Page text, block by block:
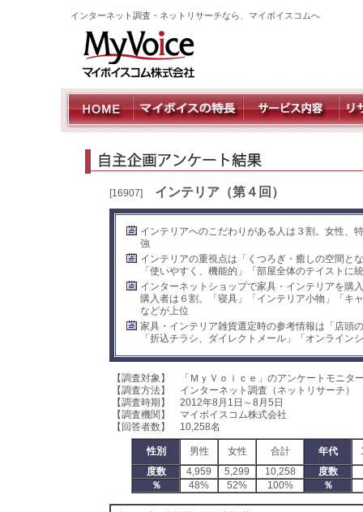
インターネット調査・ネットリサーチなら、マイボイスコムへ
[16907] インテリア（第４回）
インテリアへのこだわりがある人は３割。女性、
強
インテリアの重視点は「くつろぎ・癒しの空間と
「使いやすく、機能的」「部屋全体のテイストに
インターネットショップで家具・インテリアを購
購入者は６割。「寝具」「インテリア小物」「キ
などが上位
家具・インテリア雑貨選定時の参考情報は「店頭
「折込チラシ、ダイレクトメール」「オンライン
【調査対象】 「ＭｙＶｏｉｃｅ」のアンケートモニタ
【調査方法】 インターネット調査（ネットリサーチ）
【調査時期】 2012年8月1日～8月5日
【調査機関】 マイボイスコム株式会社
【回答者数】 10,258名
性別 男性 女性 合計 年代
度数
4,959 5,299 10,258
度数
％
48% 52% 100% ％